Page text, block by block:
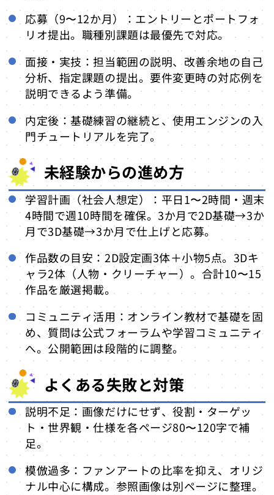
応募（9〜12か月）：エントリーとポートフォ
リオ提出。職種別課題は最優先で対応。
面接・実技：担当範囲の説明、改善余地の自己
分析、指定課題の提出。要件変更時の対応例を
説明できるよう準備。
内定後：基礎練習の継続と、使用エンジンの入
門チュートリアルを完了。
未経験からの進め方
学習計画（社会人想定）：平日1〜2時間・週末
4時間で週10時間を確保。3か月で2D基礎→3か
月で3D基礎→3か月で仕上げと応募。
作品数の目安：2D設定画3体＋小物5点。3Dキ
ャラ2体（人物・クリーチャー）。合計10〜15
作品を厳選掲載。
コミュニティ活用：オンライン教材で基礎を固
め、質問は公式フォーラムや学習コミュニティ
へ。公開範囲は段階的に調整。
よくある失敗と対策
説明不足：画像だけにせず、役割・ターゲッ
ト・世界観・仕様を各ページ80〜120字で補
足。
模倣過多：ファンアートの比率を抑え、オリジ
ナル中心に構成。参照画像は別ページに整理。